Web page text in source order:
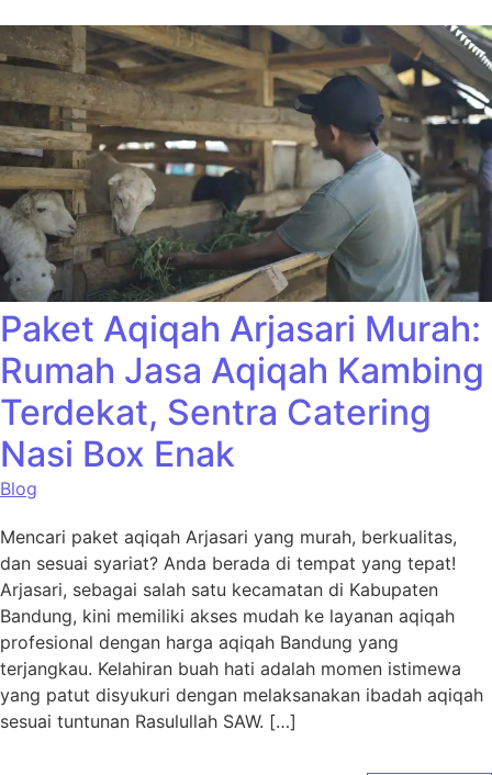
Paket Aqiqah Arjasari Murah:
Rumah Jasa Aqiqah Kambing
Terdekat, Sentra Catering
Nasi Box Enak
Blog
Mencari paket aqiqah Arjasari yang murah, berkualitas,
dan sesuai syariat? Anda berada di tempat yang tepat!
Arjasari, sebagai salah satu kecamatan di Kabupaten
Bandung, kini memiliki akses mudah ke layanan aqiqah
profesional dengan harga aqiqah Bandung yang
terjangkau. Kelahiran buah hati adalah momen istimewa
yang patut disyukuri dengan melaksanakan ibadah aqiqah
sesuai tuntunan Rasulullah SAW. […]